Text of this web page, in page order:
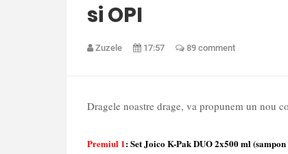
si OPI
Zuzele 17:57 89 comment
Dragele noastre drage, va propunem un nou
Premiul 1: Set Joico K-Pak DUO 2x500 ml